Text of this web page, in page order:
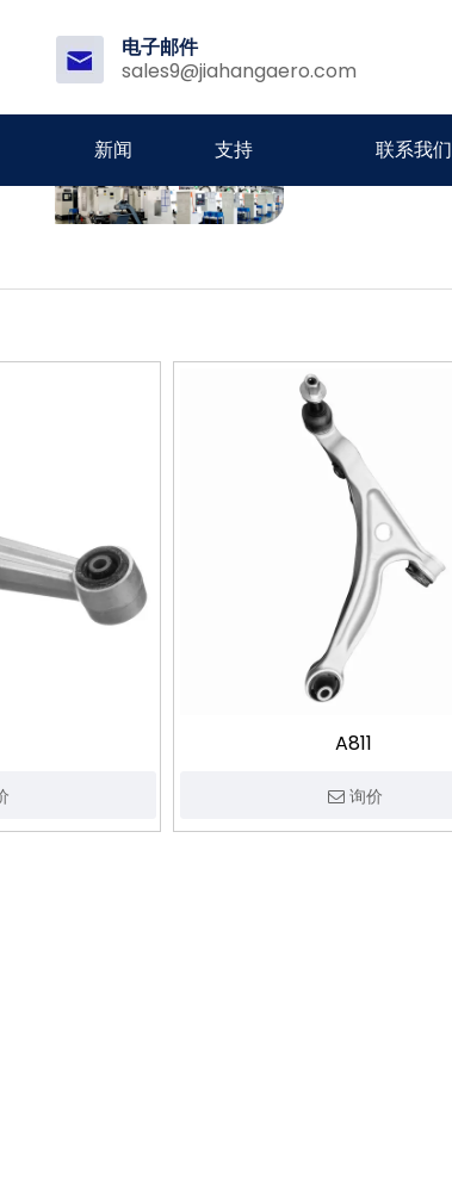
电子邮件
sales9@jiahangaero.com
新闻 支持 联系我们
A811
询价